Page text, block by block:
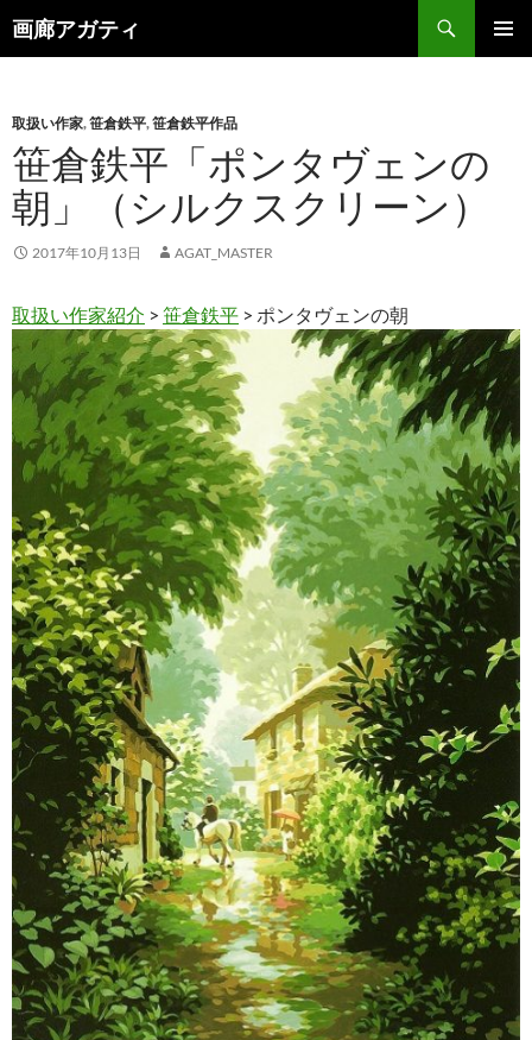
画廊アガティ
索
ン
ツ
へ
ス
キ
ッ
取扱い作家,笹倉鉄平,笹倉鉄平作品
笹倉鉄平「ポンタヴェンの
朝」（シルクスクリーン）
2017年10月13日 AGAT_MASTER
取扱い作家紹介 > 笹倉鉄平 > ポンタヴェンの朝